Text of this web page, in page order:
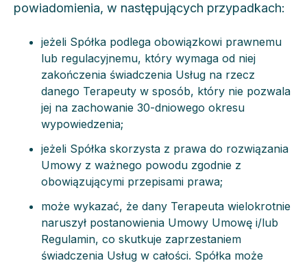
powiadomienia, w następujących przypadkach:
jeżeli Spółka podlega obowiązkowi prawnemu
lub regulacyjnemu, który wymaga od niej
zakończenia świadczenia Usług na rzecz
danego Terapeuty w sposób, który nie pozwala
jej na zachowanie 30-dniowego okresu
wypowiedzenia;
jeżeli Spółka skorzysta z prawa do rozwiązania
Umowy z ważnego powodu zgodnie z
obowiązującymi przepisami prawa;
może wykazać, że dany Terapeuta wielokrotnie
naruszył postanowienia Umowy Umowę i/lub
Regulamin, co skutkuje zaprzestaniem
świadczenia Usług w całości. Spółka może